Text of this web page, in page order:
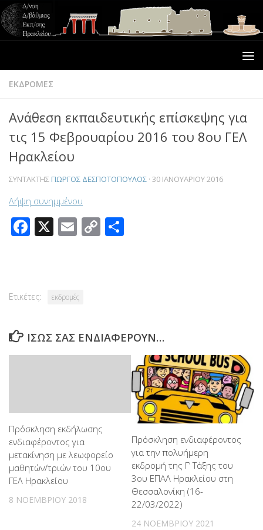
ΕΚΔΡΟΜΕΣ
Ανάθεση εκπαιδευτικής επίσκεψης για
τις 15 Φεβρουαρίου 2016 του 8ου ΓΕΛ
Ηρακλείου
ΣΥΝΤΆΚΤΗΣ ΓΙΏΡΓΟΣ ΔΕΣΠΟΤΌΠΟΥΛΟΣ · 30 ΙΑΝΟΥΑΡΊΟΥ 2016
Λήψη συνημμένου
Facebook
X Email
Copy
Ετικέτες: εκδρομές
ΊΣΩΣ ΣΑΣ ΕΝΔΙΑΦΈΡΟΥΝ…
Πρόσκληση εκδήλωσης
ενδιαφέροντος για
μετακίνηση με λεωφορείο
μαθητών/τριών του 10ου
ΓΕΛ Ηρακλείου
8 ΝΟΕΜΒΡΊΟΥ 2018
Πρόσκληση ενδιαφέροντος
για την πολυήμερη
εκδρομή της Γ’ Τάξης του
3ου ΕΠΑΛ Ηρακλείου στη
Θεσσαλονίκη (16-
22/03/2022)
24 ΝΟΕΜΒΡΊΟΥ 2021